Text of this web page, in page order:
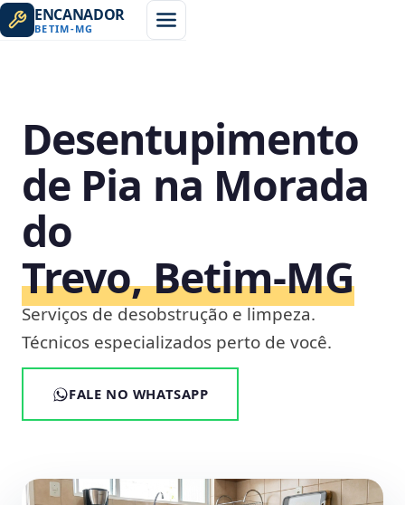
ENCANADOR
BETIM-MG
Desentupimento
de Pia na Morada
do
Trevo, Betim‑MG
Serviços de desobstrução e limpeza.
Técnicos especializados perto de você.
FALE NO WHATSAPP